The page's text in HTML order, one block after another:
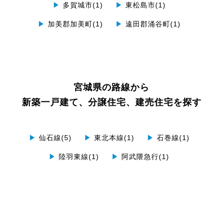
▶ 多賀城市(1) ▶ 東松島市(1)
▶ 加美郡加美町(1) ▶ 遠田郡涌谷町(1)
宮城県の路線から
新築一戸建て、分譲住宅、建売住宅を探す
▶ 仙石線(5) ▶ 東北本線(1) ▶ 石巻線(1)
▶ 陸羽東線(1) ▶ 阿武隈急行(1)